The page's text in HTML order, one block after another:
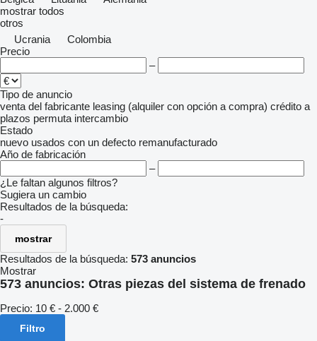
mostrar todos
otros
Ucrania
Colombia
Precio
–
Tipo de anuncio
venta del fabricante leasing (alquiler con opción a compra) crédito a
plazos permuta intercambio
Estado
nuevo usados con un defecto remanufacturado
Año de fabricación
–
¿Le faltan algunos filtros?
Sugiera un cambio
Resultados de la búsqueda:
-
mostrar
Resultados de la búsqueda: 573 anuncios
Mostrar
573 anuncios: Otras piezas del sistema de frenado
Precio: 10 € - 2.000 €
Filtro